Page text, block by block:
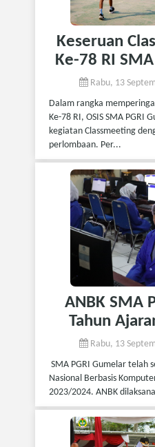
Keseruan
Ke-78 RI
Rabu, 13
Dalam rangka
Ke-78 RI, OSIS SMA PGRI
kegiatan Classmeeting
perlombaan. Per...
ANBK SMA
Tahun
Rabu, 13
SMA PGRI Gumelar telah
Nasional Berbasis
2023/2024. ANBK